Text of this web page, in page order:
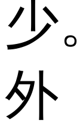
少
外